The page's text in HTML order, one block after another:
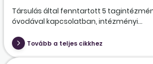
Társulás által fenntartott 5
óvodával kapcsolatban, intézményi...
Tovább a teljes cikkhez